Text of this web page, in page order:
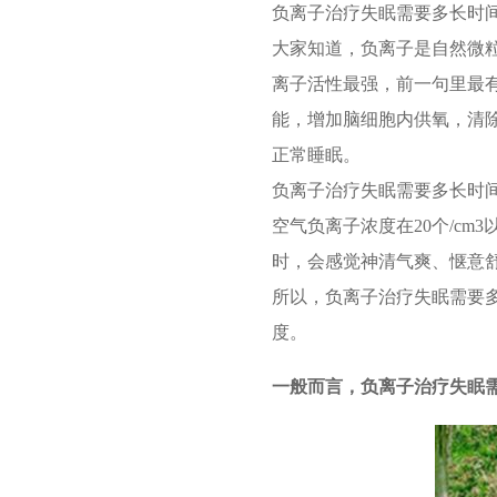
负离子治疗失眠需要多长时
大家知道，负离子是自然微
离子活性最强，前一句里最
能，增加脑细胞内供氧，清
正常睡眠。
负离子治疗失眠需要多长时
空气负离子浓度在20个/cm3
时，会感觉神清气爽、惬意
所以，负离子治疗失眠需要
度。
一般而言，负离子治疗失眠